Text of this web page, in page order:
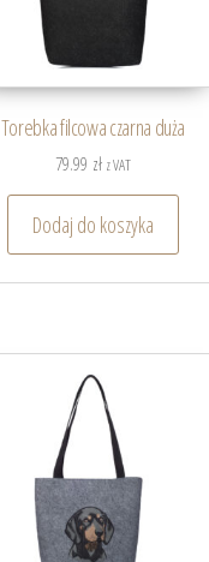
Torebka filcowa czarna duża
79.99 zł z VAT
Dodaj do koszyka